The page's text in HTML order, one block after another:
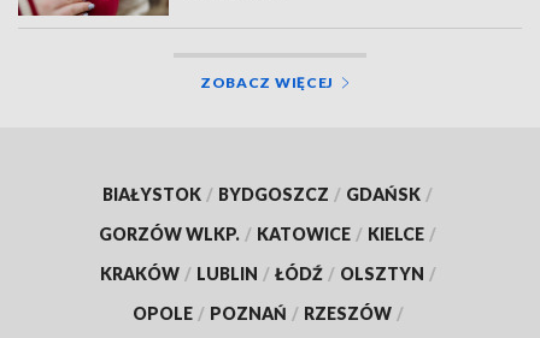
ZOBACZ WIĘCEJ
BIAŁYSTOK / BYDGOSZCZ / GDAŃSK /
GORZÓW WLKP. / KATOWICE / KIELCE /
KRAKÓW / LUBLIN / ŁÓDŹ / OLSZTYN /
OPOLE / POZNAŃ / RZESZÓW /